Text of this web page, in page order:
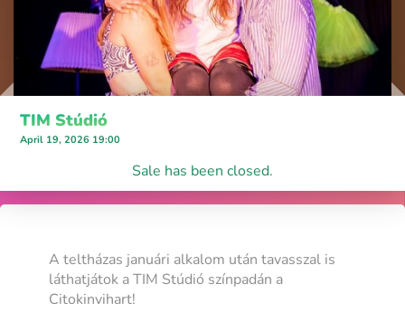
TIM Stúdió
April 19, 2026 19:00
Sale has been closed.
A teltházas januári alkalom után tavasszal is
láthatjátok a TIM Stúdió színpadán a
Citokinvihart!